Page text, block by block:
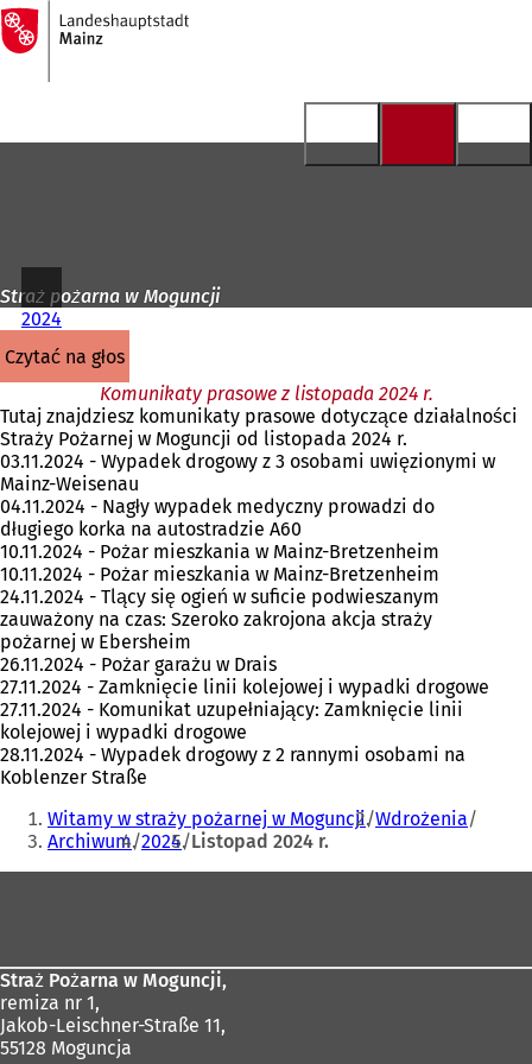
Przejdź do treści
Do
strony
głównej
Straż pożarna w Moguncji
2024
czytać na głos
Komunikaty prasowe z listopada 2024 r.
Tutaj znajdziesz komunikaty prasowe dotyczące działalności
Straży Pożarnej w Moguncji od listopada 2024 r.
03.11.2024 - Wypadek drogowy z 3 osobami uwięzionymi w
Mainz-Weisenau
04.11.2024 - Nagły wypadek medyczny prowadzi do
długiego korka na autostradzie A60
10.11.2024 - Pożar mieszkania w Mainz-Bretzenheim
10.11.2024 - Pożar mieszkania w Mainz-Bretzenheim
24.11.2024 - Tlący się ogień w suficie podwieszanym
zauważony na czas: Szeroko zakrojona akcja straży
pożarnej w Ebersheim
26.11.2024 - Pożar garażu w Drais
27.11.2024 - Zamknięcie linii kolejowej i wypadki drogowe
27.11.2024 - Komunikat uzupełniający: Zamknięcie linii
kolejowej i wypadki drogowe
28.11.2024 - Wypadek drogowy z 2 rannymi osobami na
Koblenzer Straße
Jesteś
tutaj:
Witamy w straży pożarnej w Moguncji Wdrożenia
Archiwum 2024 Listopad 2024 r.
Straż Pożarna w Moguncji,
remiza nr 1,
Jakob-Leischner-Straße 11,
55128 Moguncja